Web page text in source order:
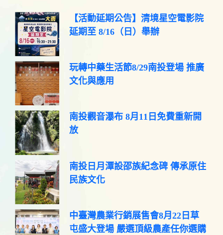
【活動延期公告】清境星空電影院
延期至 8/16（日）舉辦
玩轉中藥生活節8/29南投登場 推廣
文化與應用
南投觀音瀑布 8月11日免費重新開
放
南投日月潭設邵族紀念碑 傳承原住
民族文化
中臺灣農業行銷展售會8月22日草
屯盛大登場 嚴選頂級農產任你選購